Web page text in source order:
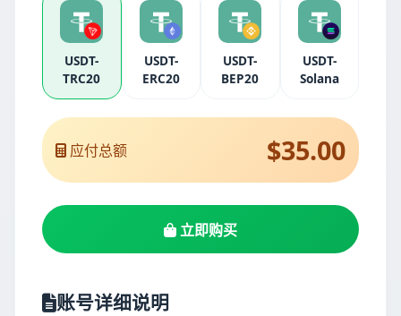
USDT-
TRC20
USDT-
ERC20
USDT-
BEP20
USDT-
Solana
应付总额 $35.00
立即购买
账号详细说明